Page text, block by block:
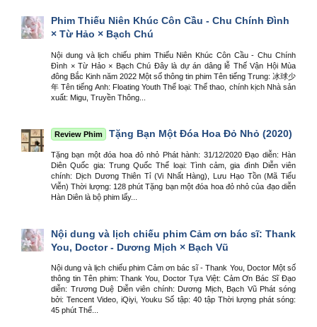
Phim Thiếu Niên Khúc Côn Cầu - Chu Chính Đình
× Từ Hảo × Bạch Chú
Nội dung và lịch chiếu phim Thiếu Niên Khúc Côn Cầu - Chu Chính
Đình × Từ Hảo × Bạch Chú Đây là dự án dâng lễ Thế Vận Hội Mùa
đông Bắc Kinh năm 2022 Một số thông tin phim Tên tiếng Trung: 冰球少
年 Tên tiếng Anh: Floating Youth Thể loại: Thể thao, chính kịch Nhà sản
xuất: Migu, Truyền Thông...
Review Phim Tặng Bạn Một Đóa Hoa Đỏ Nhỏ (2020)
Tặng bạn một đóa hoa đỏ nhỏ Phát hành: 31/12/2020 Đạo diễn: Hàn
Diên Quốc gia: Trung Quốc Thể loại: Tình cảm, gia đình Diễn viên
chính: Dịch Dương Thiên Tỉ (Vi Nhất Hàng), Lưu Hạo Tồn (Mã Tiểu
Viễn) Thời lượng: 128 phút Tặng bạn một đóa hoa đỏ nhỏ của đạo diễn
Hàn Diên là bộ phim lấy...
Nội dung và lịch chiếu phim Cảm ơn bác sĩ: Thank
You, Doctor - Dương Mịch × Bạch Vũ
Nội dung và lịch chiếu phim Cảm ơn bác sĩ - Thank You, Doctor Một số
thông tin Tên phim: Thank You, Doctor Tựa Việt: Cảm Ơn Bác Sĩ Đạo
diễn: Trương Duệ Diễn viên chính: Dương Mịch, Bạch Vũ Phát sóng
bởi: Tencent Video, iQiyi, Youku Số tập: 40 tập Thời lượng phát sóng:
45 phút Thể...